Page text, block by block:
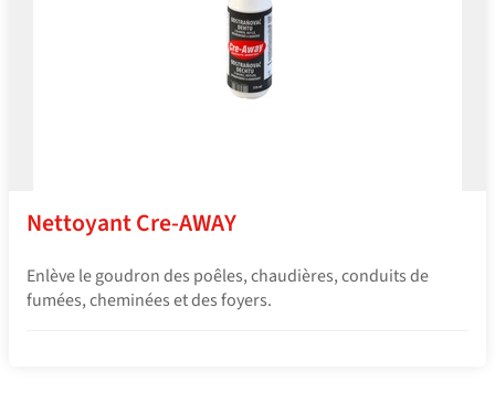
Nettoyant Cre-AWAY
Enlève le goudron des poêles, chaudières, conduits de
fumées, cheminées et des foyers.